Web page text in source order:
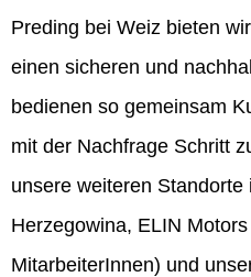
Preding bei Weiz bieten
einen sicheren und
bedienen so gemeinsam
mit der Nachfrage Schritt
unsere weiteren
Herzegowina, ELIN
MitarbeiterInnen) und